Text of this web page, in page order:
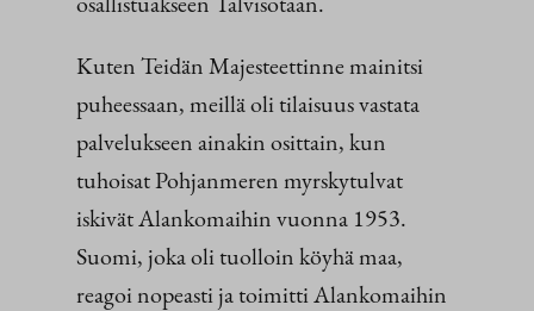
Kuten Teidän Majesteettinne mainitsi
puheessaan, meillä oli tilaisuus vastata
palvelukseen ainakin osittain, kun
tuhoisat Pohjanmeren myrskytulvat
iskivät Alankomaihin vuonna 1953.
Suomi, joka oli tuolloin köyhä maa,
reagoi nopeasti ja toimitti Alankomaihin